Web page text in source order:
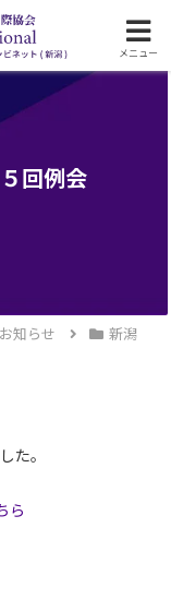
回例会
知らせ
新潟
た。
ら
メニュー